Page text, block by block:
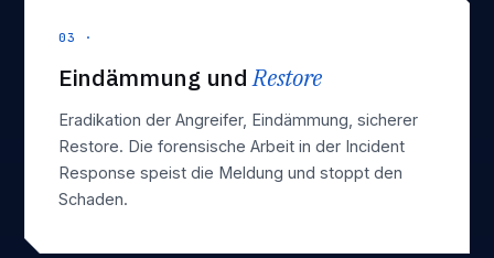
03 ·
Eindämmung undRestore
Eradikation der Angreifer, Eindämmung, sicherer
Restore. Die forensische Arbeit in der Incident
Response speist die Meldung und stoppt den
Schaden.